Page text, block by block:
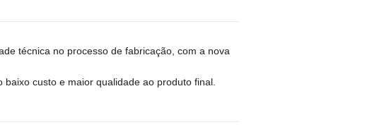
técnica no processo de fabricação, com a nova
custo e maior qualidade ao produto final.